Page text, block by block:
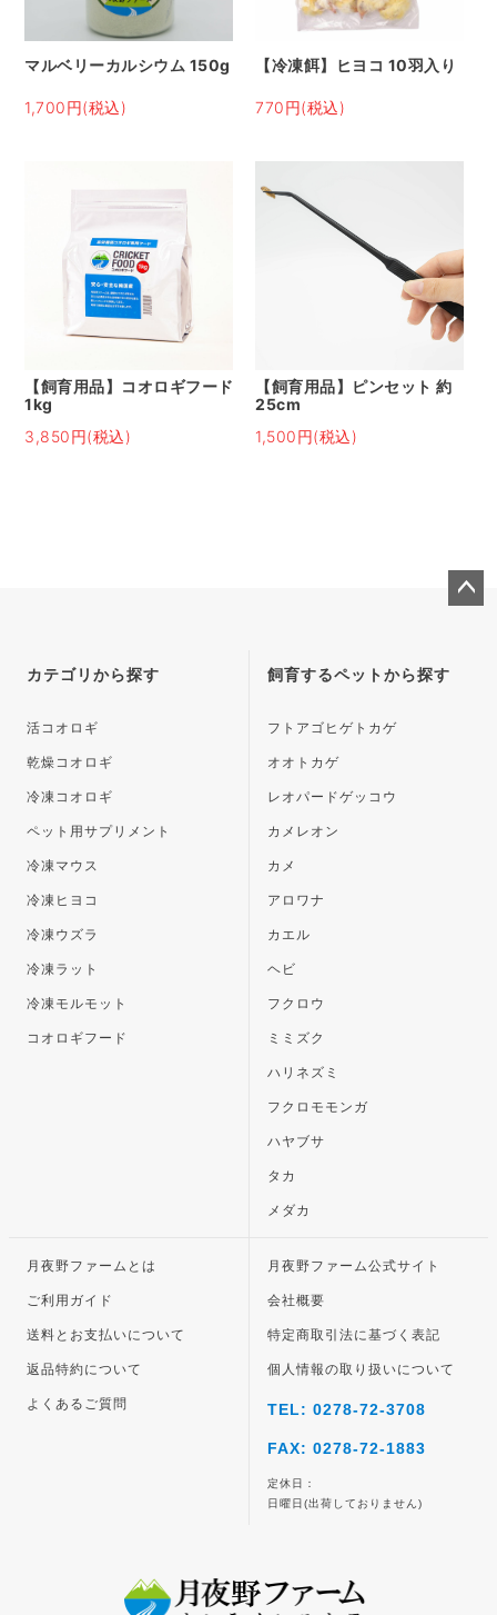
マルベリーカルシウム 150g
1,700円(税込)
【冷凍餌】ヒヨコ 10羽入り
770円(税込)
【飼育用品】コオロギフード
1kg
3,850円(税込)
【飼育用品】ピンセット 約
25cm
1,500円(税込)
カテゴリから探す
活コオロギ
乾燥コオロギ
冷凍コオロギ
ペット用サプリメント
冷凍マウス
冷凍ヒヨコ
冷凍ウズラ
冷凍ラット
冷凍モルモット
コオロギフード
飼育するペットから探す
フトアゴヒゲトカゲ
オオトカゲ
レオパードゲッコウ
カメレオン
カメ
アロワナ
カエル
ヘビ
フクロウ
ミミズク
ハリネズミ
フクロモモンガ
ハヤブサ
タカ
メダカ
月夜野ファームとは
ご利用ガイド
送料とお支払いについて
返品特約について
よくあるご質問
月夜野ファーム公式サイト
会社概要
特定商取引法に基づく表記
個人情報の取り扱いについて
TEL: 0278-72-3708
FAX: 0278-72-1883
定休日：
日曜日(出荷しておりません)